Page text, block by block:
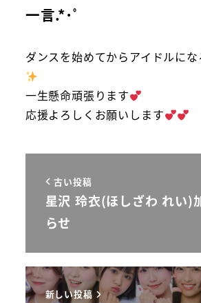
一言.*･ﾟ
ダンスを始めてからアイドルに
一生懸命頑張ります
応援よろしくお願いします
古い投稿
星沢 玲衣(ほしざわ れい)
らせ
新しい投稿